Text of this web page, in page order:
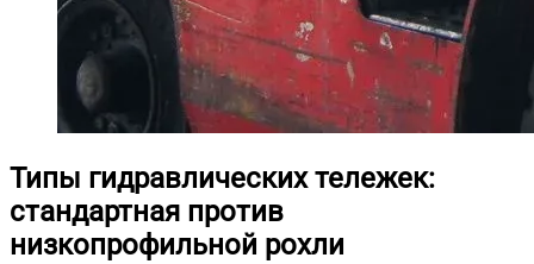
Типы гидравлических тележек:
стандартная против
низкопрофильной рохли